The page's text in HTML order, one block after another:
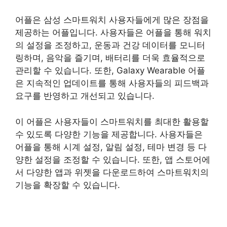
어플은 삼성 스마트워치 사용자들에게 많은 장점을
제공하는 어플입니다. 사용자들은 어플을 통해 워치
의 설정을 조정하고, 운동과 건강 데이터를 모니터
링하며, 음악을 즐기며, 배터리를 더욱 효율적으로
관리할 수 있습니다. 또한, Galaxy Wearable 어플
은 지속적인 업데이트를 통해 사용자들의 피드백과
요구를 반영하고 개선되고 있습니다.
이 어플은 사용자들이 스마트워치를 최대한 활용할
수 있도록 다양한 기능을 제공합니다. 사용자들은
어플을 통해 시계 설정, 알림 설정, 테마 변경 등 다
양한 설정을 조정할 수 있습니다. 또한, 앱 스토어에
서 다양한 앱과 위젯을 다운로드하여 스마트워치의
기능을 확장할 수 있습니다.